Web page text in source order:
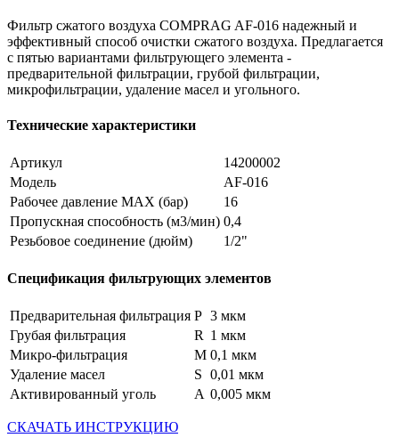
Фильтр сжатого воздуха COMPRAG AF-016 надежный и
эффективный способ очистки сжатого воздуха. Предлагается
с пятью вариантами фильтрующего элемента -
предварительной фильтрации, грубой фильтрации,
микрофильтрации, удаление масел и угольного.
Технические характеристики
Артикул
14200002
Модель
AF-016
Рабочее давление MAX (бар)
16
Пропускная способность (м3/мин) 0,4
Резьбовое соединение (дюйм)
1/2"
Спецификация фильтрующих элементов
Предварительная фильтрация P 3 мкм
Грубая фильтрация
R 1 мкм
Микро-фильтрация
M 0,1 мкм
Удаление масел
S 0,01 мкм
Активированный уголь
А 0,005 мкм
СКАЧАТЬ ИНСТРУКЦИЮ